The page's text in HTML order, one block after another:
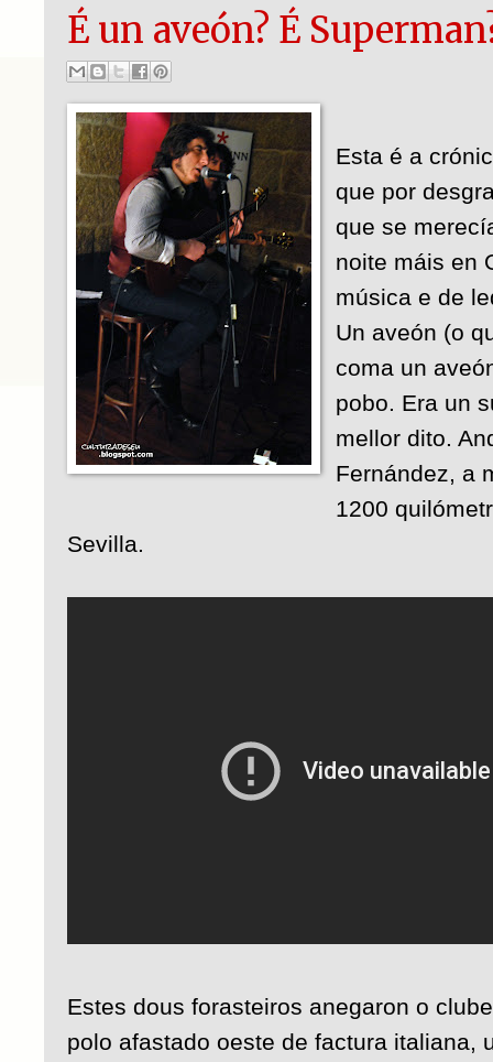
É un aveón? É
Esta é a
que por
que se
noite máis en
música e de
Un aveón (o
coma un
pobo. Era un
mellor dito.
Fernández, a
1200
Sevilla.
Estes dous forasteiros anegaron o
polo afastado oeste de factura italiana,